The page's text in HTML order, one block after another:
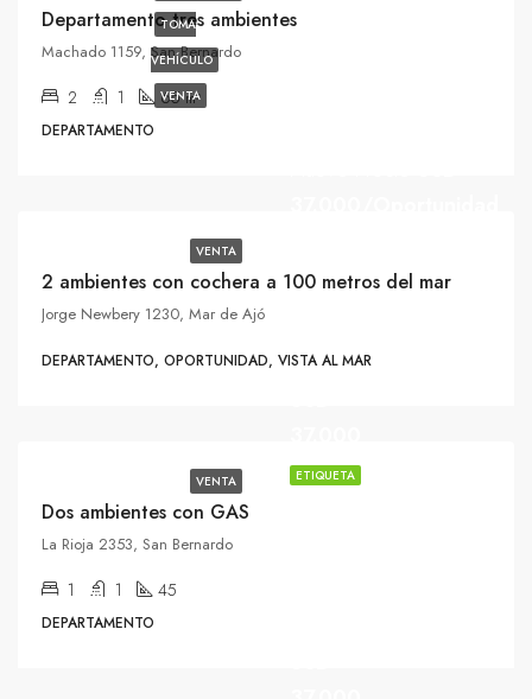
TOMA
VEHÍCULO
VENTA
Departamento tres ambientes
Machado 1159, San Bernardo
2 1 65 m²
DEPARTAMENTO
VENTA
2 ambientes con cochera a 100 metros del mar
Jorge Newbery 1230, Mar de Ajó
DEPARTAMENTO, OPORTUNIDAD, VISTA AL MAR
ETIQUETA
VENTA
Dos ambientes con GAS
La Rioja 2353, San Bernardo
1 1 45
DEPARTAMENTO